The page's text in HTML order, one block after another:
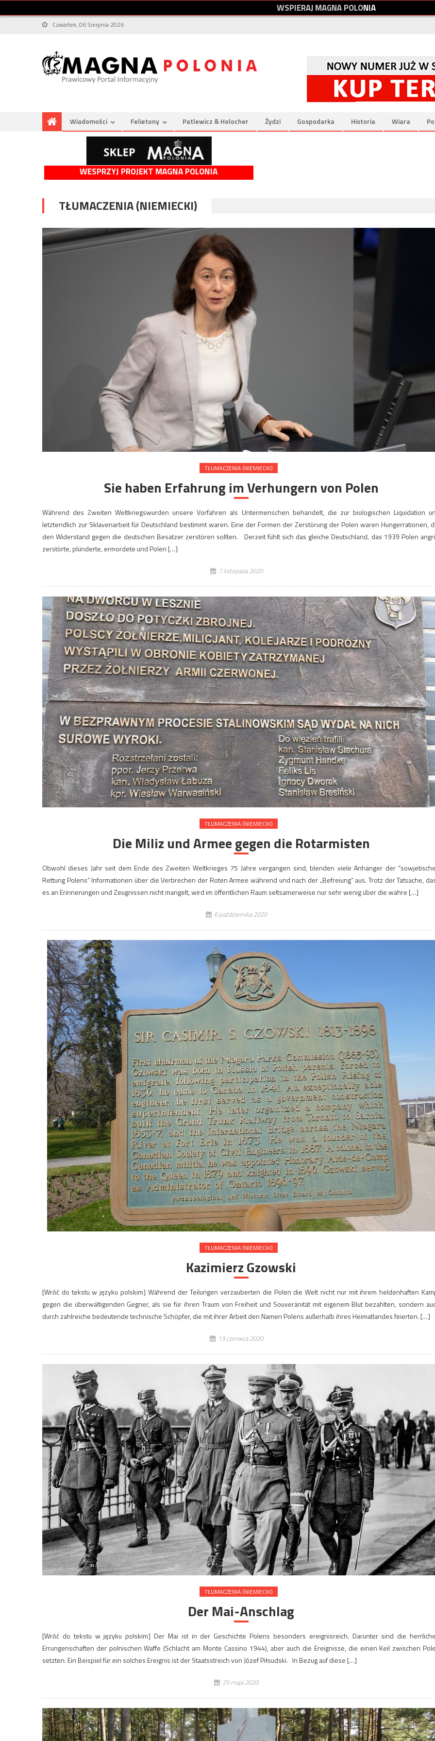
WSPIERAJMAGNAPOLONIA
Czwartek, 06 Sierpnia 2026
Wiadomości Felietony Patlewicz & Holocher Żydzi Gospodarka Historia Wiara
WESPRZYJ PROJEKT MAGNA POLONIA
TŁUMACZENIA (NIEMIECKI)
TŁUMACZENIA (NIEMIECKI)
Sie haben Erfahrung im Verhungern von Polen
Während des Zweiten Weltkriegswurden unsere Vorfahren als Untermenschen behandelt, die zur biologischen Liquidation
letztendlich zur Sklavenarbeit für Deutschland bestimmt waren. Eine der Formen der Zerstörung der Polen waren Hungerrationen,
den Widerstand gegen die deutschen Besatzer zerstören sollten. Derzeit fühlt sich das gleiche Deutschland, das 1939 Polen
zerstörte, plünderte, ermordete und Polen […]
7 listopada 2020
TŁUMACZENIA (NIEMIECKI)
Die Miliz und Armee gegen die Rotarmisten
Obwohl dieses Jahr seit dem Ende des Zweiten Weltkrieges 75 Jahre vergangen sind, blenden viele Anhänger der
Rettung Polens” Informationen über die Verbrechen der Roten Armee während und nach der „Befreiung” aus. Trotz der Tatsache,
es an Erinnerungen und Zeugnissen nicht mangelt, wird im öffentlichen Raum seltsamerweise nur sehr wenig über die wahre […]
6 października 2020
TŁUMACZENIA (NIEMIECKI)
Kazimierz Gzowski
[Wróć do tekstu w języku polskim] Während der Teilungen verzauberten die Polen die Welt nicht nur mit ihrem heldenhaften
gegen die überwältigenden Gegner, als sie für ihren Traum von Freiheit und Souveränität mit eigenem Blut bezahlten, sondern
durch zahlreiche bedeutende technische Schöpfer, die mit ihrer Arbeit den Namen Polens außerhalb ihres Heimatlandes feierten. […]
13 czerwca 2020
TŁUMACZENIA (NIEMIECKI)
Der Mai-Anschlag
[Wróć do tekstu w języku polskim] Der Mai ist in der Geschichte Polens besonders ereignisreich. Darunter sind die
Errungenschaften der polnischen Waffe (Schlacht am Monte Cassino 1944), aber auch die Ereignisse, die einen Keil zwischen
setzten. Ein Beispiel für ein solches Ereignis ist der Staatsstreich von Józef Piłsudski. In Bezug auf diese […]
25 maja 2020